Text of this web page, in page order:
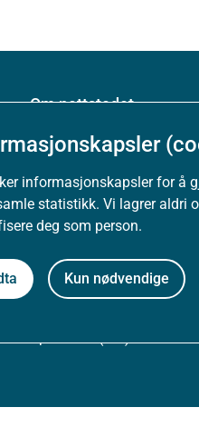
informasjonskapsler for å
statistikk. Vi lagrer aldri
deg som person.
Kun nødvendige
Om nettstedet
Personvernerklæring
Tilgjengelighetserklæring
Nyhetsvarsel og